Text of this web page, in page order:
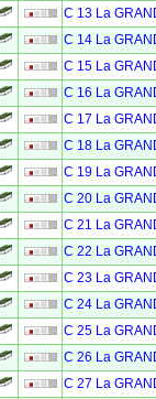
C 13 La
C 14 La
C 15 La
C 16 La
C 17 La
C 18 La
C 19 La
C 20 La
C 21 La
C 22 La
C 23 La
C 24 La
C 25 La
C 26 La
C 27 La